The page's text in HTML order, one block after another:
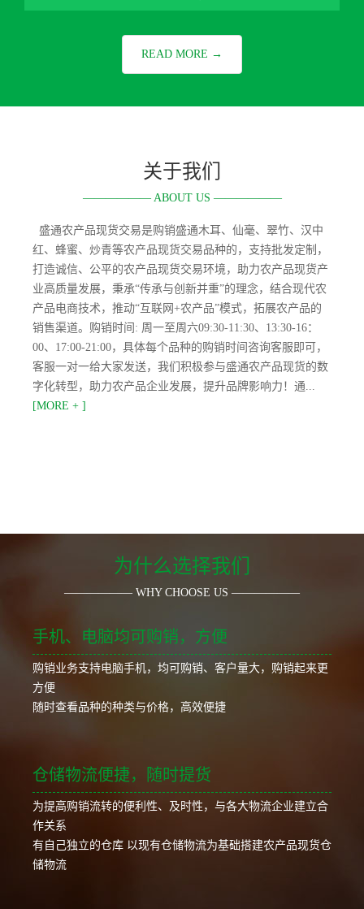
READ MORE →
关于我们
—————— ABOUT US ——————
盛通农产品现货交易是购销盛通木耳、仙毫、翠竹、汉中
红、蜂蜜、炒青等农产品现货交易品种的，支持批发定制，
打造诚信、公平的农产品现货交易环境，助力农产品现货产
业高质量发展，秉承“传承与创新并重”的理念，结合现代农
产品电商技术，推动“互联网+农产品”模式，拓展农产品的
销售渠道。购销时间: 周一至周六09:30-11:30、13:30-16：
00、17:00-21:00，具体每个品种的购销时间咨询客服即可，
客服一对一给大家发送，我们积极参与盛通农产品现货的数
字化转型，助力农产品企业发展，提升品牌影响力！通...
[MORE + ]
为什么选择我们
—————— WHY CHOOSE US ——————
手机、电脑均可购销，方便
购销业务支持电脑手机，均可购销、客户量大，购销起来更
方便
随时查看品种的种类与价格，高效便捷
仓储物流便捷，随时提货
为提高购销流转的便利性、及时性，与各大物流企业建立合
作关系
有自己独立的仓库 以现有仓储物流为基础搭建农产品现货仓
储物流